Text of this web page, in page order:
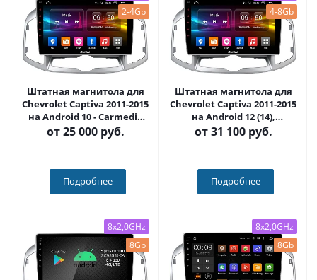
2-4Gb
Штатная магнитола для
Chevrolet Captiva 2011-2015
на Android 10 - Carmedia
OL-1276-IJ
от25 000 руб.
Подробнее
4-8Gb
Штатная магнитола для
Chevrolet Captiva 2011-2015
на Android 12 (14),
(QLED/2K) - Carmedia OL-
1276-NPQU
от31 100 руб.
Подробнее
8x2,0GHz
8Gb
8x2,0GHz
8Gb